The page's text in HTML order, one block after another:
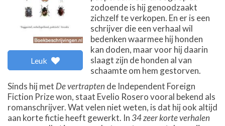
Leuk
zodoende is hij genoodzaakt
zichzelf te verkopen. En er is een
schrijver die een verhaal wil
bedenken waarmee hij honden
kan doden, maar voor hij daarin
slaagt zijn de honden al van
schaamte om hem gestorven.
Sinds hij met De vertrapten de Independent Foreign
Fiction Prize won, staat Evelio Rosero vooral bekend als
romanschrijver. Wat velen niet weten, is dat hij ook altijd
aan korte fictie heeft gewerkt. In 34 zeer korte verhalen